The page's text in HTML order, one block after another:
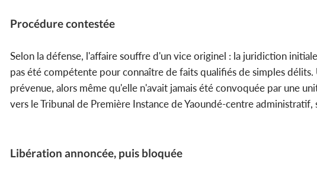
Procédure contestée
Selon la défense, l'affaire souffre d'un vice originel : la juridiction
pas été compétente pour connaître de faits qualifiés de simples
prévenue, alors même qu'elle n'avait jamais été convoquée par une
vers le Tribunal de Première Instance de Yaoundé-centre administratif,
Libération annoncée, puis bloquée